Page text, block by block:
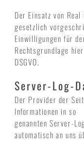
Der Einsatz von
gesetzlich
Einwilligungen für
Rechtsgrundlage
DSGVO.
Server-Log-
Der Provider der
Informationen in so
genannten Server-
automatisch an uns